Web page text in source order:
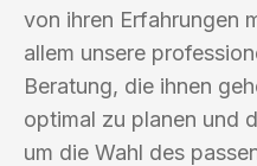
von ihren Erfahrungen
allem unsere
Beratung, die ihnen
optimal zu planen und
um die Wahl des